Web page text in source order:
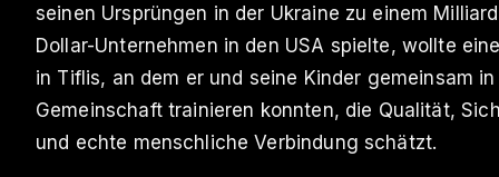
seinen Ursprüngen in der Ukraine zu einem
Dollar-Unternehmen in den USA spielte, wollte
in Tiflis, an dem er und seine Kinder gemeinsam
Gemeinschaft trainieren konnten, die Qualität,
und echte menschliche Verbindung schätzt.